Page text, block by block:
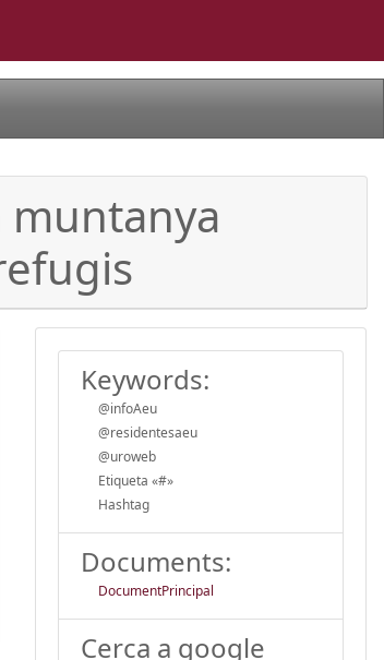
muntanya
Keywords:
@infoAeu
@residentesaeu
@uroweb
Etiqueta «#»
Hashtag
Documents:
DocumentPrincipal
Cerca a google